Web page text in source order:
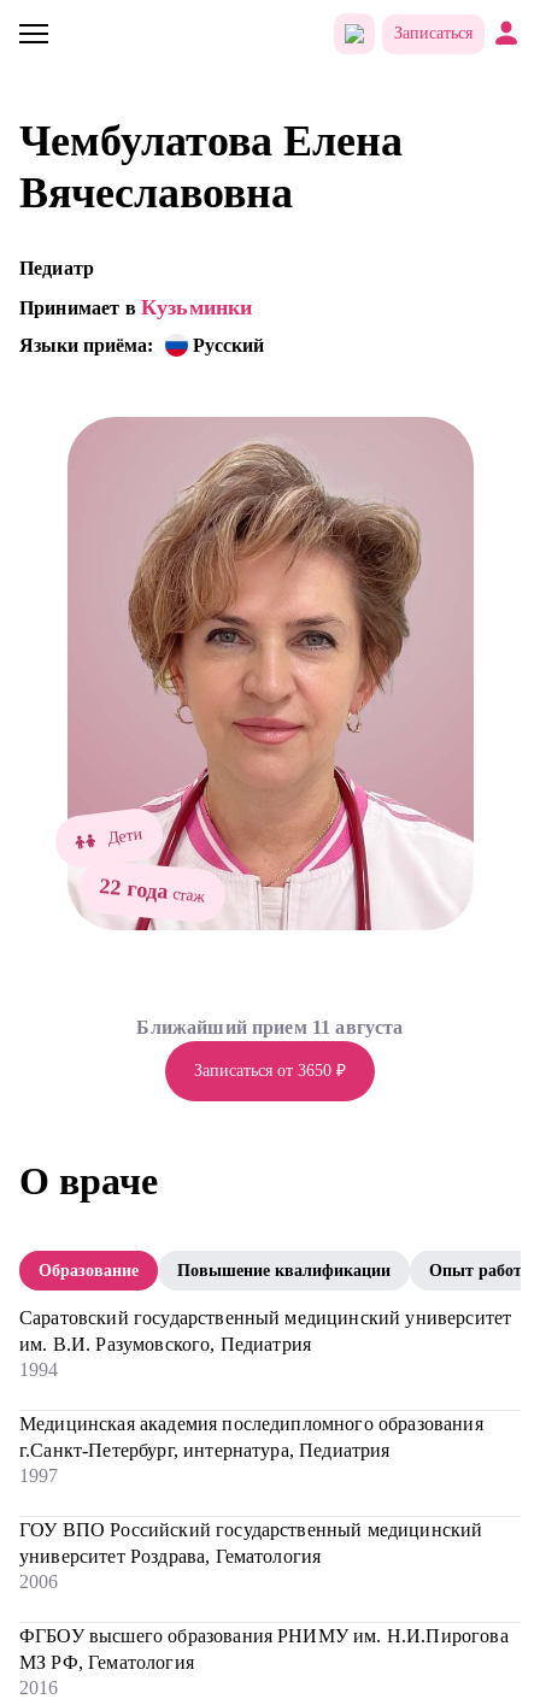
Записаться
Чембулатова Елена
Вячеславовна
Педиатр
Принимает в Кузьминки
Языки приёма: Русский
Дети
22 годастаж
Записаться от 3650 ₽
Ближайший прием 11 августа
О враче
Образование Повышение квалификации Опыт работы
Саратовский государственный медицинский университет
им. В.И. Разумовского, Педиатрия
1994
Медицинская академия последипломного образования
г.Санкт-Петербург, интернатура, Педиатрия
1997
ГОУ ВПО Российский государственный медицинский
университет Роздрава, Гематология
2006
ФГБОУ высшего образования РНИМУ им. Н.И.Пирогова
МЗ РФ, Гематология
2016